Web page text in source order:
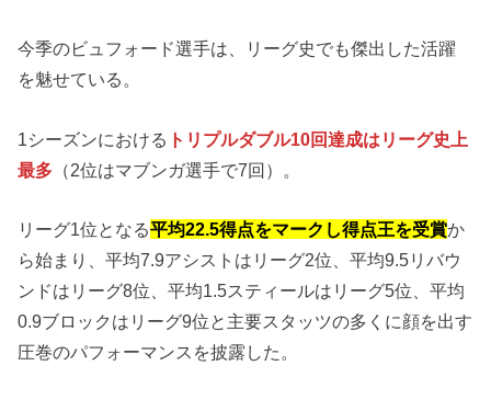
今季のビュフォード選手は、リーグ史でも傑出した活躍
を魅せている。
1シーズンにおける トリプルダブル10回達成はリーグ史上
最多 （2位はマブンガ選手で7回）。
リーグ1位となる平均22.5得点をマークし得点王を受賞か
ら始まり、平均7.9アシストはリーグ2位、平均9.5リバウ
ンドはリーグ8位、平均1.5スティールはリーグ5位、平均
0.9ブロックはリーグ9位と主要スタッツの多くに顔を出す
圧巻のパフォーマンスを披露した。